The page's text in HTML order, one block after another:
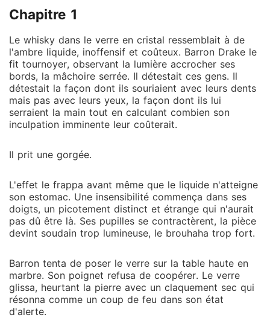
robe scintillante, m'accusant devant toute la haute
belle-mère a souri avec mépris avant d'élever la voix
pour que tout le monde entende. « Comment une fille
sans le sou peut-elle s'offrir ça ? J'ai entendu des
rumeurs sur les clubs privés qu'elle fréquente la nuit.
» Les chuchotements dégoûtés ont envahi la salle.
Mon propre mari, au lieu de me protéger, m'a broyé
le poignet, me soupçonnant soudainement d'être la
pire rival s'apprêtait à racheter aux enchères le
comptait pour moi, juste pour nous narguer. Ils
s'attendaient tous à me voir fondre en larmes. Ils
pensaient que sans la pitié de Barron, je n'étais qu'un
déchet impuissant, condamnée à subir leurs abus en
ignoraient une chose. Ils ignoraient que sous mes airs
d'épouse brisée se cachait « Le Zéro », le génie de la
finance qui manipulait leurs actions dans l'ombre. J'ai
calmement versé ma coupe de champagne sur les
escarpins de ma belle-mère, puis je me suis avancée
Chapitre 1
Le whisky dans le verre en cristal ressemblait à de
l'ambre liquide, inoffensif et coûteux. Barron Drake le
fit tournoyer, observant la lumière accrocher ses
bords, la mâchoire serrée. Il détestait ces gens. Il
détestait la façon dont ils souriaient avec leurs dents
mais pas avec leurs yeux, la façon dont ils lui
serraient la main tout en calculant combien son
inculpation imminente leur coûterait.
Il prit une gorgée.
L'effet le frappa avant même que le liquide n'atteigne
son estomac. Une insensibilité commença dans ses
doigts, un picotement distinct et étrange qui n'aurait
pas dû être là. Ses pupilles se contractèrent, la pièce
devint soudain trop lumineuse, le brouhaha trop fort.
Barron tenta de poser le verre sur la table haute en
marbre. Son poignet refusa de coopérer. Le verre
glissa, heurtant la pierre avec un claquement sec qui
résonna comme un coup de feu dans son état
d'alerte.